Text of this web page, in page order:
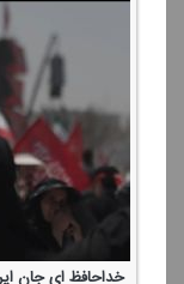
خداحافظ ای جانِ